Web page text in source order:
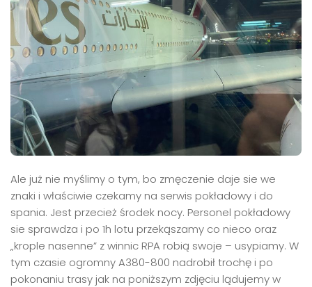
Ale już nie myślimy o tym, bo zmęczenie daje sie we
znaki i właściwie czekamy na serwis pokładowy i do
spania. Jest przecież środek nocy. Personel pokładowy
sie sprawdza i po 1h lotu przekąszamy co nieco oraz
„krople nasenne” z winnic RPA robią swoje – usypiamy. W
tym czasie ogromny A380-800 nadrobił trochę i po
pokonaniu trasy jak na poniższym zdjęciu lądujemy w